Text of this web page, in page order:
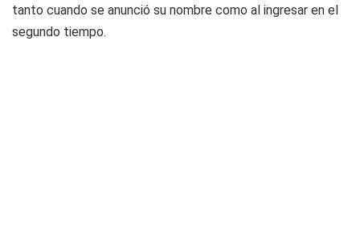
tanto cuando se anunció su nombre como al ingresar en el
segundo tiempo.